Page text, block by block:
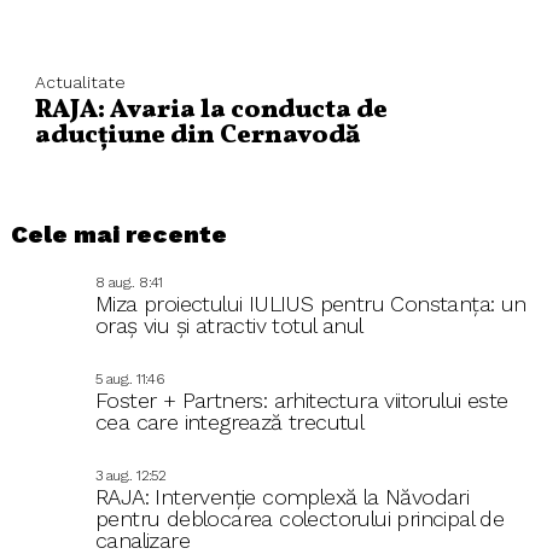
Actualitate
RAJA: Avaria la conducta de
aducțiune din Cernavodă
Cele mai recente
8 aug.. 8:41
Miza proiectului IULIUS pentru Constanța: un
oraș viu și atractiv totul anul
5 aug.. 11:46
Foster + Partners: arhitectura viitorului este
cea care integrează trecutul
3 aug.. 12:52
RAJA: Intervenție complexă la Năvodari
pentru deblocarea colectorului principal de
canalizare